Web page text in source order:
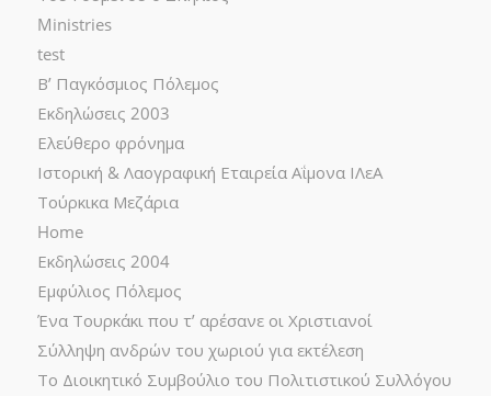
Ministries
test
Β’ Παγκόσμιος Πόλεμος
Εκδηλώσεις 2003
Ελεύθερο φρόνημα
Ιστορική & Λαογραφική Εταιρεία Αΐμονα ΙΛεΑ
Τούρκικα Μεζάρια
Home
Εκδηλώσεις 2004
Εμφύλιος Πόλεμος
Ένα Τουρκάκι που τ’ αρέσανε οι Χριστιανοί
Σύλληψη ανδρών του χωριού για εκτέλεση
Το Διοικητικό Συμβούλιο του Πολιτιστικού Συλλόγου